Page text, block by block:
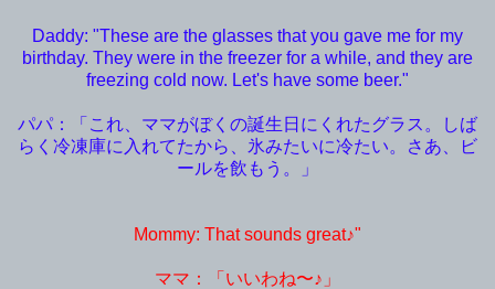
Daddy: "These are the glasses that you gave me for my
birthday. They were in the freezer for a while, and they are
freezing cold now. Let's have some beer."
パパ：「これ、ママがぼくの誕生日にくれたグラス。しば
らく冷凍庫に入れてたから、氷みたいに冷たい。さあ、ビ
ールを飲もう。」
Mommy: That sounds great♪"
ママ：「いいわね〜♪」